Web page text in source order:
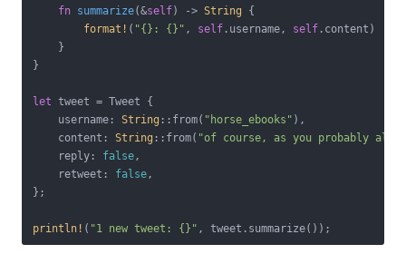
fn summarize(&self) -> String {
format! ( "{}: {}" , self .username, self .content)
    }
}
let tweet = Tweet {
    username:
String ::from( "horse_ebooks" ),
    content:
String ::from( "of course, as you probably
    reply:
false,
    retweet:
false,
};
println! ( "1 new tweet: {}" , tweet.summarize());